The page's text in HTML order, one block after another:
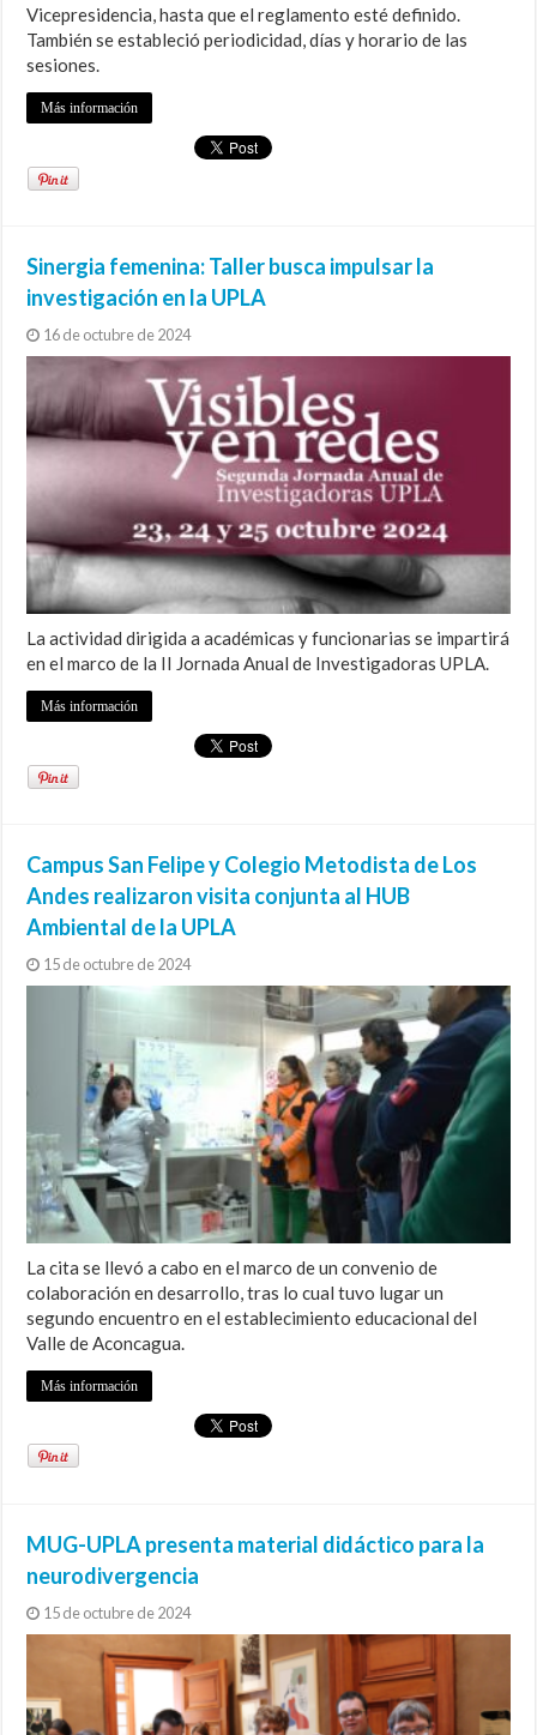
Vicepresidencia, hasta que el reglamento esté definido.
También se estableció periodicidad, días y horario de las
sesiones.
Más información
Sinergia femenina: Taller busca impulsar la
investigación en la UPLA
16 de octubre de 2024
La actividad dirigida a académicas y funcionarias se impartirá
en el marco de la II Jornada Anual de Investigadoras UPLA.
Más información
Campus San Felipe y Colegio Metodista de Los
Andes realizaron visita conjunta al HUB
Ambiental de la UPLA
15 de octubre de 2024
La cita se llevó a cabo en el marco de un convenio de
colaboración en desarrollo, tras lo cual tuvo lugar un
segundo encuentro en el establecimiento educacional del
Valle de Aconcagua.
Más información
MUG-UPLA presenta material didáctico para la
neurodivergencia
15 de octubre de 2024